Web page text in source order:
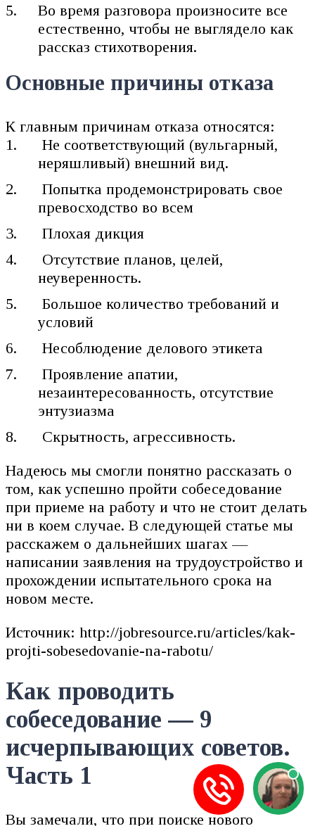
Во время разговора произносите все
естественно, чтобы не выглядело как
рассказ стихотворения.
Основные причины отказа
К главным причинам отказа относятся:
Не соответствующий (вульгарный,
неряшливый) внешний вид.
Попытка продемонстрировать свое
превосходство во всем
Плохая дикция
Отсутствие планов, целей,
неуверенность.
Большое количество требований и
условий
Несоблюдение делового этикета
Проявление апатии,
незаинтересованность, отсутствие
энтузиазма
Скрытность, агрессивность.
Надеюсь мы смогли понятно рассказать о
том, как успешно пройти собеседование
при приеме на работу и что не стоит делать
ни в коем случае. В следующей статье мы
расскажем о дальнейших шагах —
написании заявления на трудоустройство и
прохождении испытательного срока на
новом месте.
Источник: http://jobresource.ru/articles/kak-
projti-sobesedovanie-na-rabotu/
Как проводить
собеседование — 9
исчерпывающих советов.
Часть 1
Вы замечали, что при поиске нового